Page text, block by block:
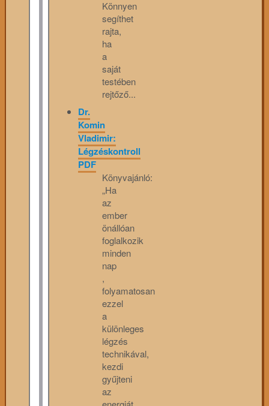
Könnyen
segíthet
rajta,
ha
a
saját
testében
rejtőző...
Dr.
Komin
Vladimir:
Légzéskontroll
PDF
Könyvajánló:
„Ha
az
ember
önállóan
foglalkozik
minden
nap
,
folyamatosan
ezzel
a
különleges
légzés
technikával,
kezdi
gyűjteni
az